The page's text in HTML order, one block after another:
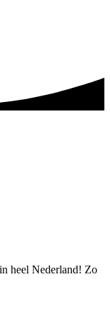
heel Nederland! Zo